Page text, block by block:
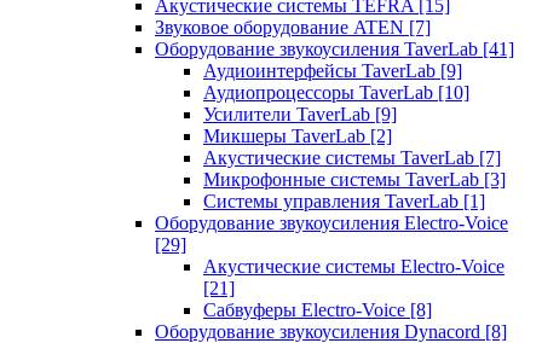
Акустические системы TEFRA [15]
Звуковое оборудование ATEN [7]
Оборудование звукоусиления TaverLab [41]
Аудиоинтерфейсы TaverLab [9]
Аудиопроцессоры TaverLab [10]
Усилители TaverLab [9]
Микшеры TaverLab [2]
Акустические системы TaverLab [7]
Микрофонные системы TaverLab [3]
Системы управления TaverLab [1]
Оборудование звукоусиления Electro-Voice
[29]
Акустические системы Electro-Voice
[21]
Сабвуферы Electro-Voice [8]
Оборудование звукоусиления Dynacord [8]